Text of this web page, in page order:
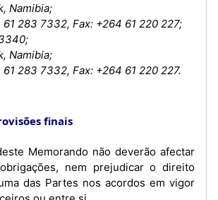
Namibia;
61 283 7332, Fax: +264 61 220 227;
Namibia;
61 283 7332, Fax: +264 61 220 227.
finais
Memorando não deverão afectar
nem prejudicar o direito
das Partes nos acordos em vigor